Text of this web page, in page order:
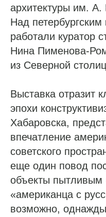
архитектуры им.
Над
работали куратор
Нина Пименова-
из Северной
Выставка отразит
эпохи
Хабаровска,
впечатление
советского
еще один повод
объекты
«американца с
возможно,